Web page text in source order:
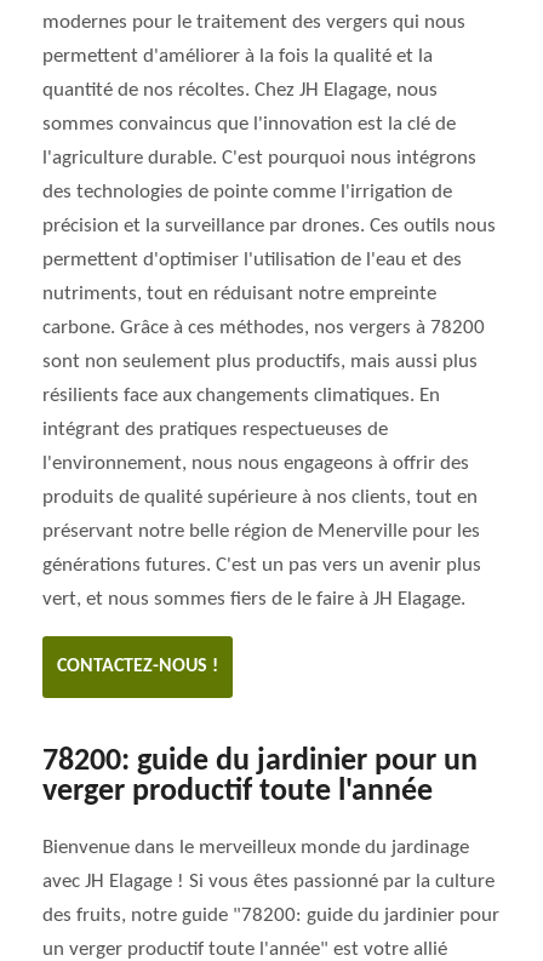
modernes pour le traitement des vergers qui nous
permettent d'améliorer à la fois la qualité et la
quantité de nos récoltes. Chez JH Elagage, nous
sommes convaincus que l'innovation est la clé de
l'agriculture durable. C'est pourquoi nous intégrons
des technologies de pointe comme l'irrigation de
précision et la surveillance par drones. Ces outils nous
permettent d'optimiser l'utilisation de l'eau et des
nutriments, tout en réduisant notre empreinte
carbone. Grâce à ces méthodes, nos vergers à 78200
sont non seulement plus productifs, mais aussi plus
résilients face aux changements climatiques. En
intégrant des pratiques respectueuses de
l'environnement, nous nous engageons à offrir des
produits de qualité supérieure à nos clients, tout en
préservant notre belle région de Menerville pour les
générations futures. C'est un pas vers un avenir plus
vert, et nous sommes fiers de le faire à JH Elagage.
CONTACTEZ-NOUS !
78200: guide du jardinier pour un
verger productif toute l'année
Bienvenue dans le merveilleux monde du jardinage
avec JH Elagage ! Si vous êtes passionné par la culture
des fruits, notre guide "78200: guide du jardinier pour
un verger productif toute l'année" est votre allié